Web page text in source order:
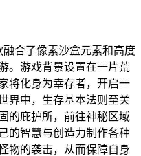
合了像素沙盒元素和高度
。游戏背景设置在一片荒
将化身为幸存者，开启一
界中，生存基本法则至关
的庇护所，前往神秘区域
的智慧与创造力制作各种
物的袭击，从而保障自身